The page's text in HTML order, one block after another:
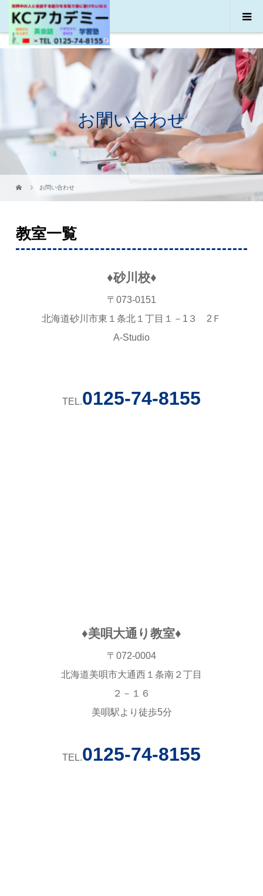
お問い合わせ
お問い合わせ
教室一覧
♦砂川校♦
〒073-0151
北海道砂川市東１条北１丁目１－1３ 2Ｆ
A-Studio
TEL.0125-74-8155
♦美唄大通り教室♦
〒072-0004
北海道美唄市大通西１条南２丁目
２－１６
美唄駅より徒歩5分
TEL.0125-74-8155